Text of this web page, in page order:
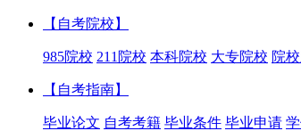
【自考院校】
985院校 211院校 本科院校 大专院校 院
【自考指南】
毕业论文 自考考籍 毕业条件 毕业申请